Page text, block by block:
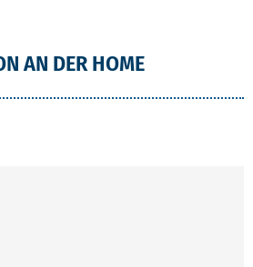
AN DER HOME